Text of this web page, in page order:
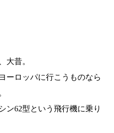
大昔。
ーロッパに行こうものなら
62型という飛行機に乗り